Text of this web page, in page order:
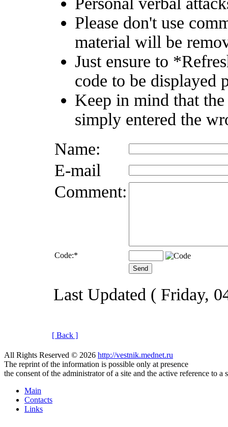
Please don't use
material will be
Just ensure to
code to be displayed
Keep in mind that
simply entered the
Name:
E-mail
Comment:
Code:*
Last Updated ( Friday,
[ Back ]
All Rights Reserved © 2026 http://vestnik.mednet.ru
The reprint of the information is possible only at presence
the consent of the administrator of a site and the active reference to a
Main
Contacts
Links